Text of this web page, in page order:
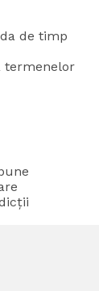
de timp
termenelor